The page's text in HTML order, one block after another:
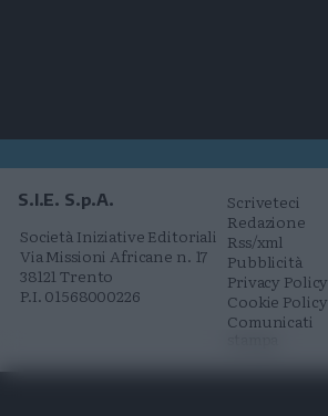
S.I.E. S.p.A.
Società Iniziative Editoriali
Via Missioni Africane n. 17
38121 Trento
P.I. 01568000226
Scriveteci
Redazione
Rss/xml
Pubblicità
Privacy Policy
Cookie Policy
Comunicati